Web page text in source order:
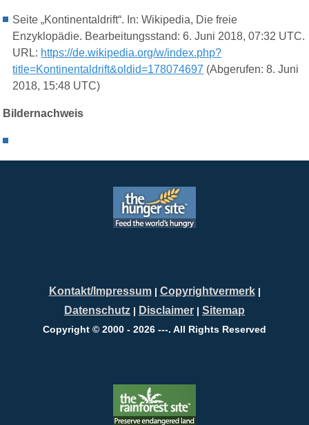
Seite „Kontinentaldrift“. In: Wikipedia, Die freie
Enzyklopädie. Bearbeitungsstand: 6. Juni 2018, 07:32 UTC.
URL: https://de.wikipedia.org/w/index.php?
title=Kontinentaldrift&oldid=178074697 (Abgerufen: 8. Juni
2018, 15:48 UTC)
Bildernachweis
Kontakt/Impressum| Copyrightvermerk|
Datenschutz | Disclaimer | Sitemap
Copyright © 2000 - 2026 ---. All Rights Reserved